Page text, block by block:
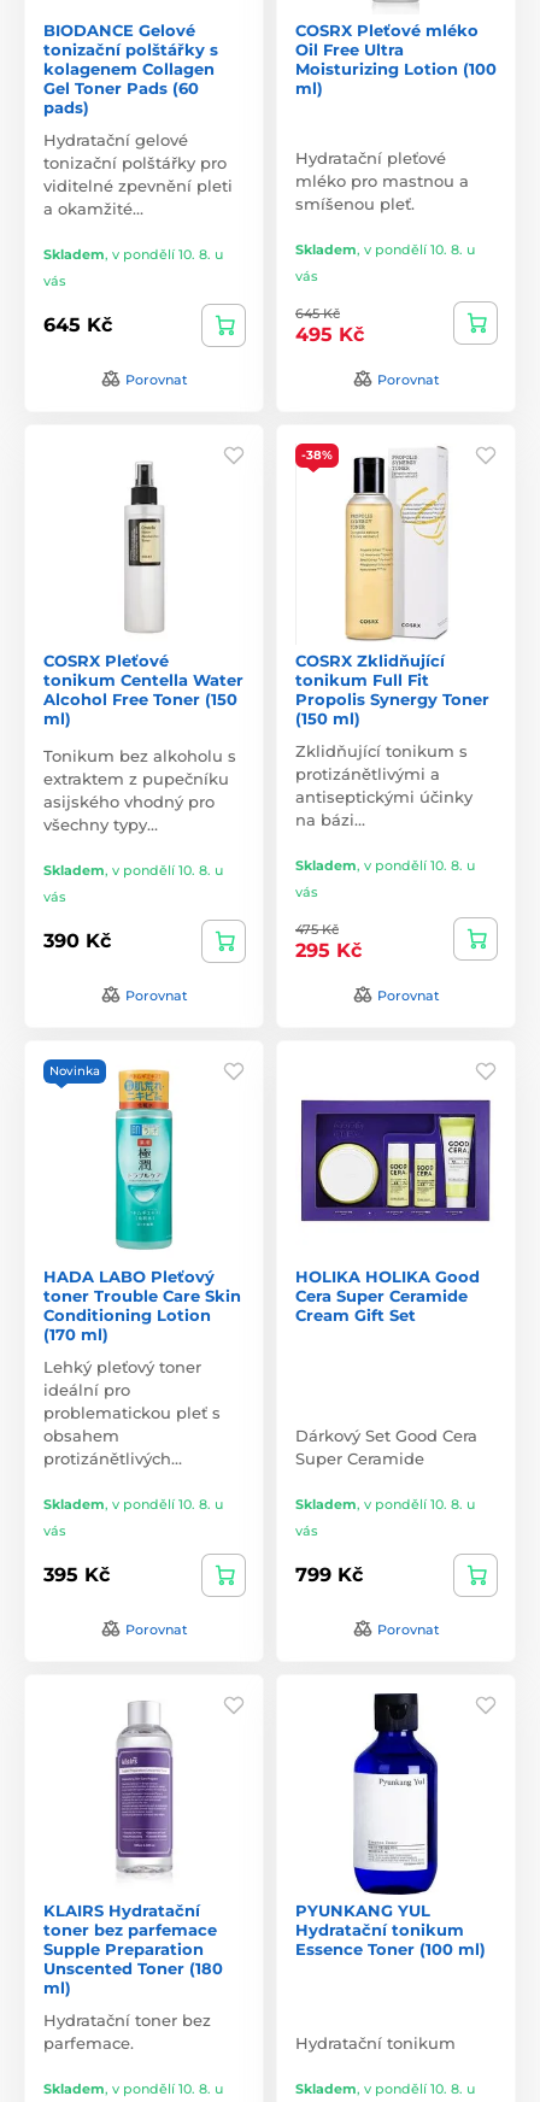
BIODANCE Gelové
tonizační polštářky s
kolagenem Collagen
Gel Toner Pads (60
pads)
Hydratační gelové
tonizační polštářky pro
viditelné zpevnění pleti
a okamžité…
Skladem, v pondělí 10. 8. u
vás
645 Kč
Porovnat
COSRX Pleťové mléko
Oil Free Ultra
Moisturizing Lotion (100
ml)
Hydratační pleťové
mléko pro mastnou a
smíšenou pleť.
Skladem, v pondělí 10. 8. u
vás
645 Kč
495 Kč
Porovnat
COSRX Pleťové
tonikum Centella Water
Alcohol Free Toner (150
ml)
Tonikum bez alkoholu s
extraktem z pupečníku
asijského vhodný pro
všechny typy…
Skladem, v pondělí 10. 8. u
vás
390 Kč
Porovnat
-38%
COSRX Zklidňující
tonikum Full Fit
Propolis Synergy Toner
(150 ml)
Zklidňující tonikum s
protizánětlivými a
antiseptickými účinky
na bázi…
Skladem, v pondělí 10. 8. u
vás
475 Kč
295 Kč
Porovnat
Novinka
HADA LABO Pleťový
toner Trouble Care Skin
Conditioning Lotion
(170 ml)
Lehký pleťový toner
ideální pro
problematickou pleť s
obsahem
protizánětlivých…
Skladem, v pondělí 10. 8. u
vás
395 Kč
Porovnat
HOLIKA HOLIKA Good
Cera Super Ceramide
Cream Gift Set
Dárkový Set Good Cera
Super Ceramide
Skladem, v pondělí 10. 8. u
vás
799 Kč
Porovnat
KLAIRS Hydratační
toner bez parfemace
Supple Preparation
Unscented Toner (180
ml)
Hydratační toner bez
parfemace.
Skladem, v pondělí 10. 8. u
PYUNKANG YUL
Hydratační tonikum
Essence Toner (100 ml)
Hydratační tonikum
Skladem, v pondělí 10. 8. u